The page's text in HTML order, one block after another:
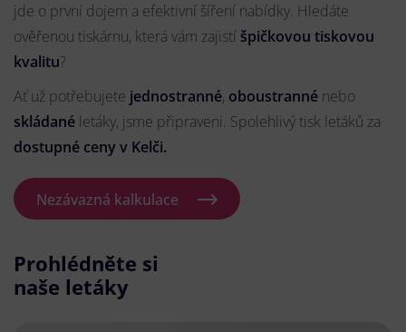
jde o první dojem a efektivní šíření nabídky. Hledáte
ověřenou tiskárnu, která vám zajistí špičkovou tiskovou
kvalitu?
Ať už potřebujete jednostranné, oboustranné nebo
skládané letáky, jsme připraveni. Spolehlivý tisk letáků za
dostupné ceny v Kelči.
Nezávazná kalkulace
Prohlédněte si
naše letáky